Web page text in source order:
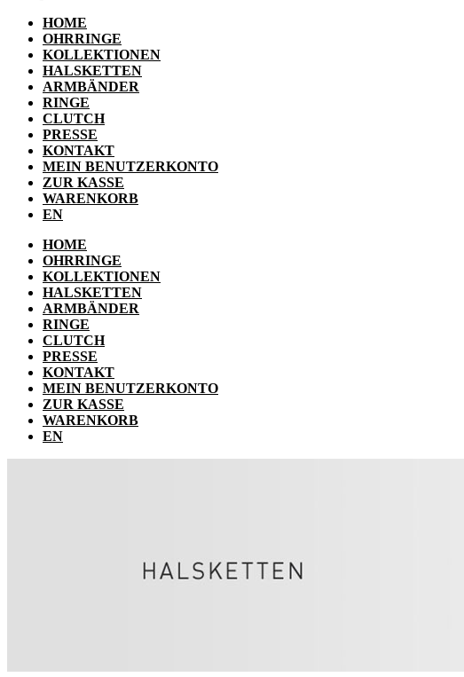
HOME
OHRRINGE
KOLLEKTIONEN
HALSKETTEN
ARMBÄNDER
RINGE
CLUTCH
PRESSE
KONTAKT
MEIN BENUTZERKONTO
ZUR KASSE
WARENKORB
EN
HOME
OHRRINGE
KOLLEKTIONEN
HALSKETTEN
ARMBÄNDER
RINGE
CLUTCH
PRESSE
KONTAKT
MEIN BENUTZERKONTO
ZUR KASSE
WARENKORB
EN